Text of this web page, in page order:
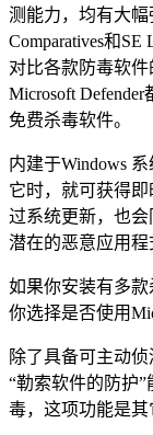
测能力，均有大幅
Comparatives和
对比各款防毒软
Microsoft
免费杀毒软件。
内建于Windows
它时，就可获得
过系统更新，也
潜在的恶意应用程
如果你安装有多
你选择是否使用
除了具备可主动
“勒索软件的防护
毒，这项功能是其